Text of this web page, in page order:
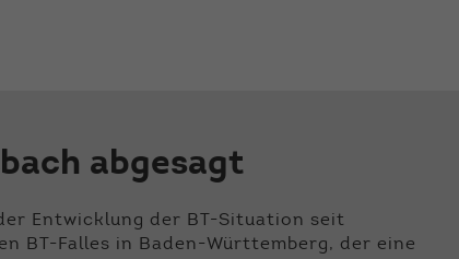
abgesagt
Entwicklung der BT-Situation seit
BT-Falles in Baden-Württemberg, der eine
Laufzeit 1 Jahr
Zweck Cookie Einstellungen speichern
verwenden auf unserer Website externe Inhalte, um
Ihnen zusätzliche Informationen anzubieten.